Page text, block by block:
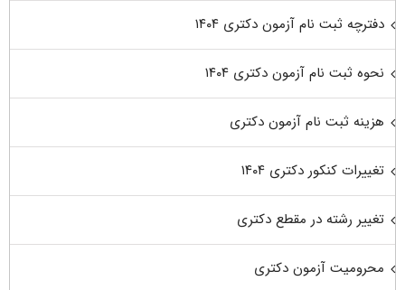
دفترچه ثبت نام آزمون دکتری ۱۴۰۴
نحوه ثبت نام آزمون دکتری ۱۴۰۴
هزینه ثبت نام آزمون دکتری
تغییرات کنکور دکتری ۱۴۰۴
تغییر رشته در مقطع دکتری
محرومیت آزمون دکتری